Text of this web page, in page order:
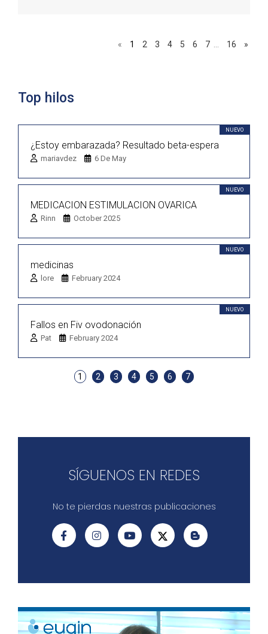
« 1 2 3 4 5 6 7 16 »
Top hilos
NUEVO
¿Estoy embarazada? Resultado beta-espera
mariavdez 6 De May
NUEVO
MEDICACION ESTIMULACION OVARICA
Rinn October 2025
NUEVO
medicinas
lore February 2024
NUEVO
Fallos en Fiv ovodonación
Pat February 2024
1 2 3 4 5 6 7
SÍGUENOS EN REDES
No te pierdas nuestras publicaciones